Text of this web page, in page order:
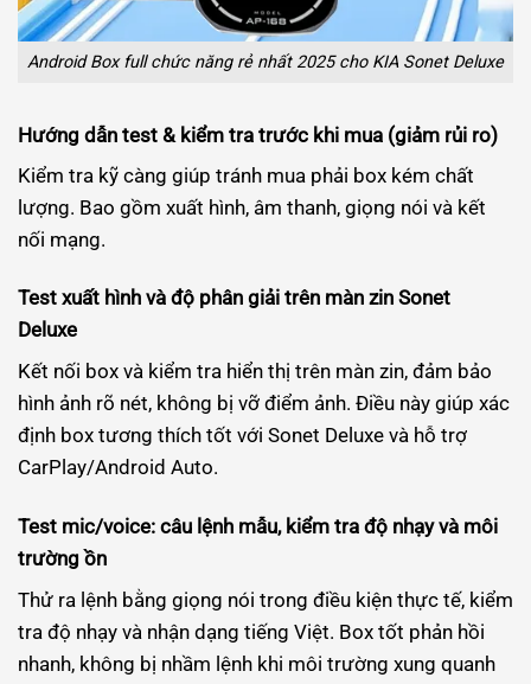
Android Box full chức năng rẻ nhất 2025 cho KIA Sonet Deluxe
Hướng dẫn test & kiểm tra trước khi mua (giảm rủi ro)
Kiểm tra kỹ càng giúp tránh mua phải box kém chất
lượng. Bao gồm xuất hình, âm thanh, giọng nói và kết
nối mạng.
Test xuất hình và độ phân giải trên màn zin Sonet
Deluxe
Kết nối box và kiểm tra hiển thị trên màn zin, đảm bảo
hình ảnh rõ nét, không bị vỡ điểm ảnh. Điều này giúp xác
định box tương thích tốt với Sonet Deluxe và hỗ trợ
CarPlay/Android Auto.
Test mic/voice: câu lệnh mẫu, kiểm tra độ nhạy và môi
trường ồn
Thử ra lệnh bằng giọng nói trong điều kiện thực tế, kiểm
tra độ nhạy và nhận dạng tiếng Việt. Box tốt phản hồi
nhanh, không bị nhầm lệnh khi môi trường xung quanh